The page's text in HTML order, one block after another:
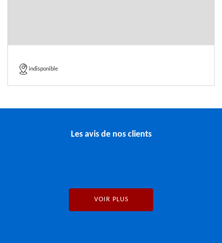
indisponible
Les avis de nos clients
VOIR PLUS